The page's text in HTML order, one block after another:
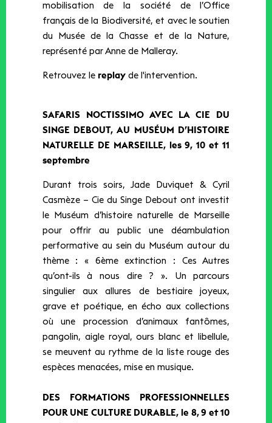
mobilisation de la société de l’Office
français de la Biodiversité, et avec le soutien
du Musée de la Chasse et de la Nature,
représenté par Anne de Malleray.
Retrouvez le replayde l'intervention.
SAFARIS NOCTISSIMO AVEC LA CIE DU
SINGE DEBOUT, AU MUSÉUM D’HISTOIRE
NATURELLE DE MARSEILLE, les 9, 10 et 11
septembre
Durant trois soirs, Jade Duviquet & Cyril
Casmèze – Cie du Singe Debout ont investit
le Muséum d’histoire naturelle de Marseille
pour offrir au public une déambulation
performative au sein du Muséum autour du
thème : « 6ème extinction : Ces Autres
qu’ont-ils à nous dire ? ». Un parcours
singulier aux allures de bestiaire joyeux,
grave et poétique, en écho aux collections
où une procession d’animaux fantômes,
pangolin, aigle royal, ours blanc et libellule,
se meuvent au rythme de la liste rouge des
espèces menacées, mise en musique.
DES FORMATIONS PROFESSIONNELLES
POUR UNE CULTURE DURABLE, le 8, 9 et 10